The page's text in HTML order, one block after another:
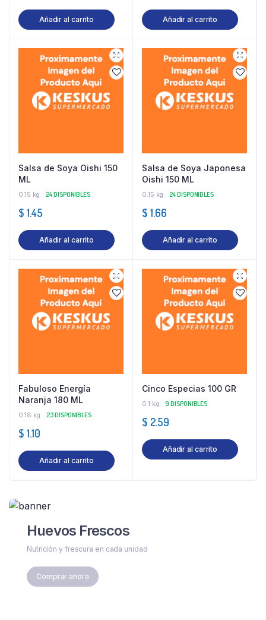
Añadir al carrito Añadir al carrito
Salsa de Soya Oishi 150
ML
0.15 kg 24 DISPONIBLES
$ 1.45
Añadir al carrito
Salsa de Soya Japonesa
Oishi 150 ML
0.15 kg 24 DISPONIBLES
$ 1.66
Añadir al carrito
Fabuloso Energía
Naranja 180 ML
0.18 kg 23 DISPONIBLES
$ 1.10
Añadir al carrito
Cinco Especias 100 GR
0.1 kg 9 DISPONIBLES
$ 2.59
Añadir al carrito
Huevos Frescos
Nutrición y frescura en cada unidad
Comprar ahora